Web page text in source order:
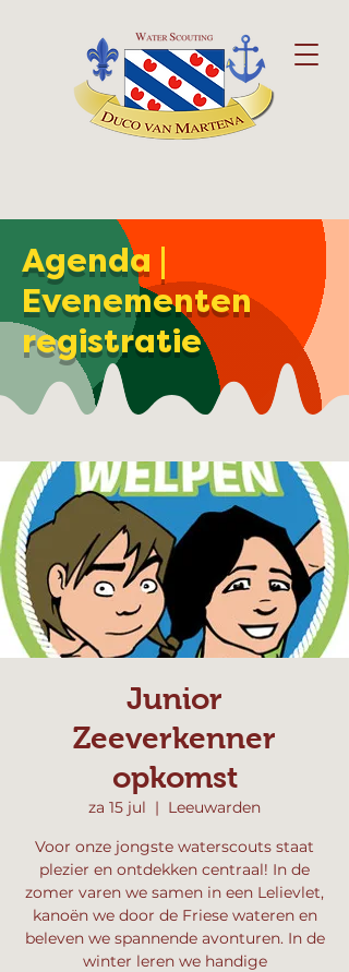
Agenda |
Evenementen
registratie
Junior
Zeeverkenner
opkomst
za 15 jul
  |
Leeuwarden
Voor onze jongste waterscouts staat
plezier en ontdekken centraal! In de
zomer varen we samen in een Lelievlet,
kanoën we door de Friese wateren en
beleven we spannende avonturen. In de
winter leren we handige